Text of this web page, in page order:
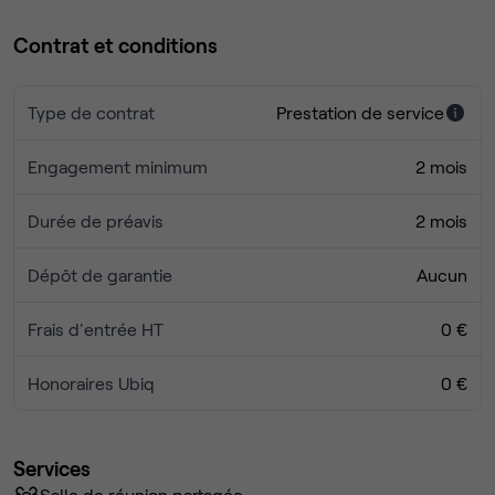
Contrat et conditions
Type de contrat Prestation de service
Engagement minimum 2 mois
Durée de préavis 2 mois
Dépôt de garantie Aucun
Frais d'entrée HT 0 €
Honoraires Ubiq 0 €
Services